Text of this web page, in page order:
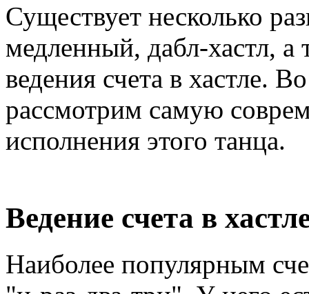
Существует несколько
медленный, дабл-хастл, а
ведения счета в хастле.
рассмотрим самую
исполнения этого танца.
Ведение счета в
Наиболее популярным